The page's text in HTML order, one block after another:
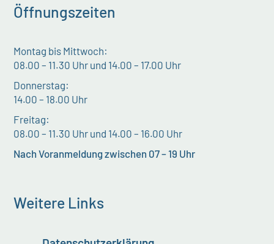
Öffnungszeiten
Montag bis Mittwoch:
08.00 – 11.30 Uhr und 14.00 – 17.00 Uhr
Donnerstag:
14.00 – 18.00 Uhr
Freitag:
08.00 – 11.30 Uhr und 14.00 – 16.00 Uhr
Nach Voranmeldung zwischen 07 – 19 Uhr
Weitere Links